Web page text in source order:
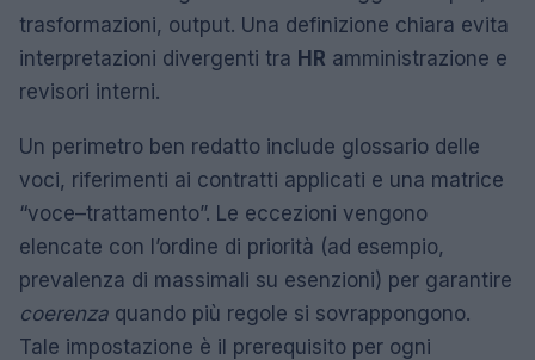
trasformazioni, output. Una definizione chiara evita
interpretazioni divergenti tra HR amministrazione e
revisori interni.
Un perimetro ben redatto include glossario delle
voci, riferimenti ai contratti applicati e una matrice
“voce–trattamento”. Le eccezioni vengono
elencate con l’ordine di priorità (ad esempio,
prevalenza di massimali su esenzioni) per garantire
coerenza quando più regole si sovrappongono.
Tale impostazione è il prerequisito per ogni